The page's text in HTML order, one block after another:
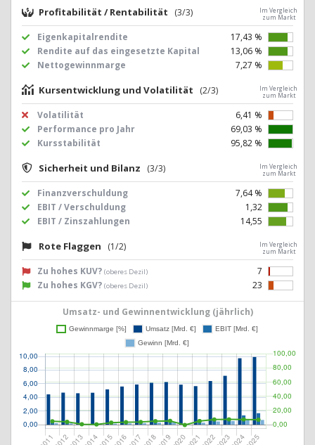
Profitabilität / Rentabilität (3/3)
Im Vergleich
zum Markt
Eigenkapitalrendite
17,43 %
Rendite auf das eingesetzte Kapital
13,06 %
Nettogewinnmarge
7,27 %
Kursentwicklung und Volatilität (2/3)
Im Vergleich
zum Markt
Volatilität
6,41 %
Performance pro Jahr
69,03 %
Kursstabilität
95,82 %
Sicherheit und Bilanz (3/3)
Im Vergleich
zum Markt
Finanzverschuldung
7,64 %
EBIT / Verschuldung
1,32
EBIT / Zinszahlungen
14,55
Rote Flaggen (1/2)
Im Vergleich
zum Markt
Zu hohes KUV? (oberes Dezil)
7
Zu hohes KGV? (oberes Dezil) 23
Umsatz- und Gewinnentwicklung (jährlich)